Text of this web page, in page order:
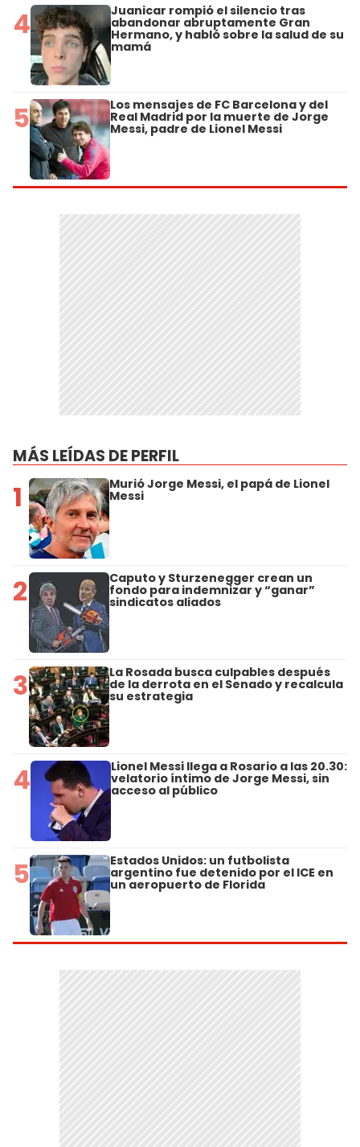
4 Juanicar rompió el silencio tras
abandonar abruptamente Gran
Hermano, y habló sobre la salud de su
mamá
5 Los mensajes de FC Barcelona y del
Real Madrid por la muerte de Jorge
Messi, padre de Lionel Messi
MÁS LEÍDAS DE PERFIL
1 Murió Jorge Messi, el papá de Lionel
Messi
2 Caputo y Sturzenegger crean un
fondo para indemnizar y “ganar”
sindicatos aliados
3 La Rosada busca culpables después
de la derrota en el Senado y recalcula
su estrategia
4 Lionel Messi llega a Rosario a las 20.30:
velatorio íntimo de Jorge Messi, sin
acceso al público
5 Estados Unidos: un futbolista
argentino fue detenido por el ICE en
un aeropuerto de Florida